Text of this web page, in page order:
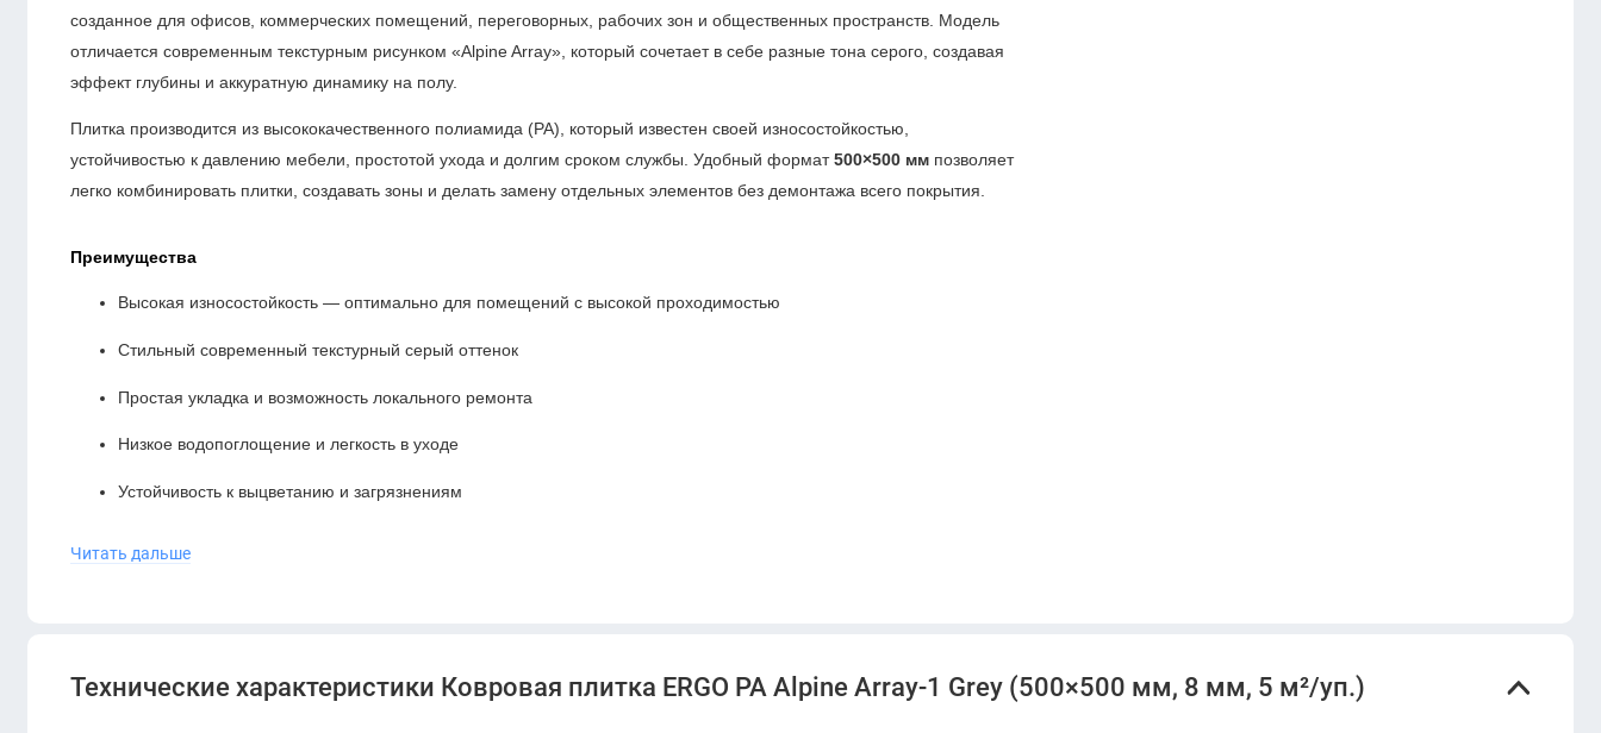
созданное для офисов, коммерческих помещений, переговорных, рабочих зон и общественных пространств. Модель
отличается современным текстурным рисунком «Alpine Array», который сочетает в себе разные тона серого, создавая
эффект глубины и аккуратную динамику на полу.
Плитка производится из высококачественного полиамида (PA), который известен своей износостойкостью,
устойчивостью к давлению мебели, простотой ухода и долгим сроком службы. Удобный формат500×500 мм позволяет
легко комбинировать плитки, создавать зоны и делать замену отдельных элементов без демонтажа всего покрытия.
Преимущества
Высокая износостойкость — оптимально для помещений с высокой проходимостью
Стильный современный текстурный серый оттенок
Простая укладка и возможность локального ремонта
Низкое водопоглощение и легкость в уходе
Устойчивость к выцветанию и загрязнениям
идеальным решением для любого коммерческого пространства.
Читать дальше
Технические характеристики Ковровая плитка ERGO PA Alpine Array-1 Grey (500×500 мм, 8 мм, 5 м²/уп.)